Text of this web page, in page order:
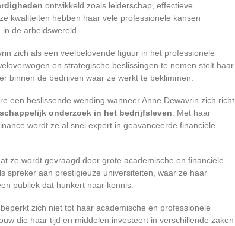
ontwikkeld zoals leiderschap, effectieve
kwaliteiten hebben haar vele professionele kansen
de arbeidswereld.
zich als een veelbelovende figuur in het professionele
en strategische beslissingen te nemen stelt haar
binnen de bedrijven waar ze werkt te beklimmen.
een beslissende wending wanneer Anne Dewavrin zich richt
onderzoek in het bedrijfsleven . Met haar
wordt ze al snel expert in geavanceerde financiële
ze wordt gevraagd door grote academische en financiële
spreker aan prestigieuze universiteiten, waar ze haar
publiek dat hunkert naar kennis.
zich niet tot haar academische en professionele
die haar tijd en middelen investeert in verschillende zaken